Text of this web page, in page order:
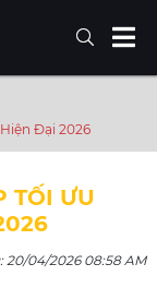
Đại 2026
TỐI ƯU
20/04/2026 08:58 AM